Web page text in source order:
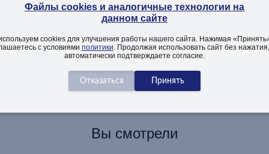
ИНФОРМАЦИЯ
Описание изделия Как заказать
Вы смотрели
Файлы cookies и аналогичные технологии на
данном сайте
cookies для улучшения работы нашего сайта. Нажимая
с условиями политики . Продолжая использовать сайт без
автоматически подтверждаете согласие.